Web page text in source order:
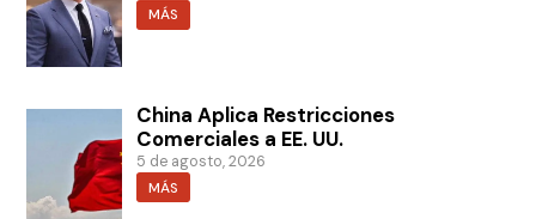
MÁS
China Aplica Restricciones
Comerciales a EE. UU.
5 de agosto, 2026
MÁS